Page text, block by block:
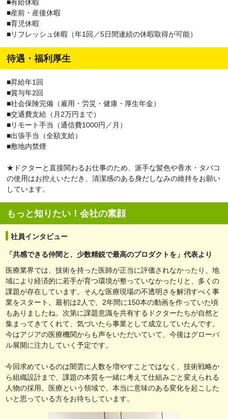
■有給休暇
■産前・産後休暇
■育児休暇
■リフレッシュ休暇（年1回／5日間連続の休暇取得が可能）
待遇・福利厚生
■昇給年1回
■賞与年2回
■社会保険完備（雇用・労災・健康・厚生年金）
■交通費支給（月2万円まで）
■リモート手当（通信費1000円／月）
■出張手当（全額支給）
■敷地内禁煙
★ドクターと直接関わるお仕事のため、派手な髪色や香水・タバコ
の使用はお控えいただき、清潔感のある身だしなみの維持をお願い
しています。
もっと知りたい！会社の素顔
社員インタビュー
「共感できる仲間と、少数精鋭で最高のプロダクトを」代表より
医療業界では、技術を持った医師が正当に評価されなかったり、地
域により経済的に若手が育つ環境が整っていなかったりと、多くの
課題が存在しています。そんな医療現場の不透明さを解消すべく事
業をスタート。最初は2人で、2年間に150本の動画を作っていた頃
もありましたね。次第に課題意識を共有するドクターたちが自然と
集まってきてくれて、気づいたら事業として成立していたんです。
今はアジアの医療機関からも声をいただいていて、今後はグローバ
ル展開に注力していく予定です。
今回求めているのは闇雲に人数を増やすことではなく、技術戦略か
ら組織設計まで、課題の本質を一緒に考えて仕組みごと変えられる
人物の採用。医療という領域で、本当に意味のある変化を起こした
いと思っている方をお待ちしています。